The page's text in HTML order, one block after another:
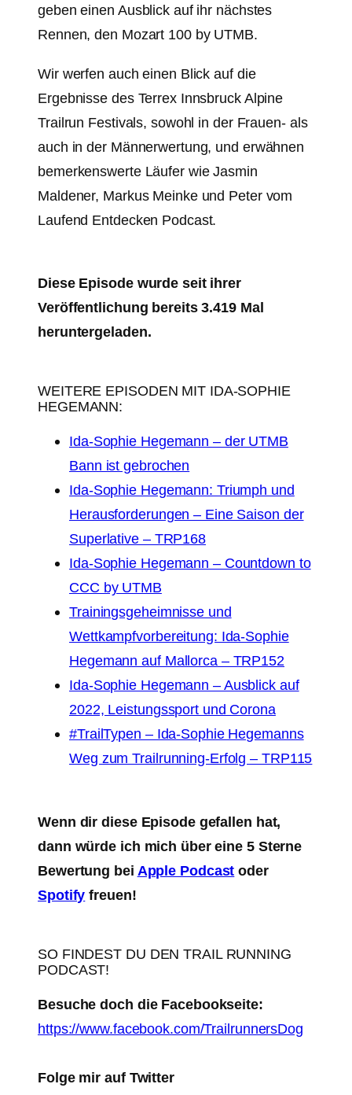
geben einen Ausblick auf ihr nächstes
Rennen, den Mozart 100 by UTMB.
Wir werfen auch einen Blick auf die
Ergebnisse des Terrex Innsbruck Alpine
Trailrun Festivals, sowohl in der Frauen- als
auch in der Männerwertung, und erwähnen
bemerkenswerte Läufer wie Jasmin
Maldener, Markus Meinke und Peter vom
Laufend Entdecken Podcast.
Diese Episode wurde seit ihrer
Veröffentlichung bereits 3.419 Mal
heruntergeladen.
WEITERE EPISODEN MIT IDA-SOPHIE
HEGEMANN:
Ida-Sophie Hegemann – der UTMB
Bann ist gebrochen
Ida-Sophie Hegemann: Triumph und
Herausforderungen – Eine Saison der
Superlative – TRP168
Ida-Sophie Hegemann – Countdown to
CCC by UTMB
Trainingsgeheimnisse und
Wettkampfvorbereitung: Ida-Sophie
Hegemann auf Mallorca – TRP152
Ida-Sophie Hegemann – Ausblick auf
2022, Leistungssport und Corona
#TrailTypen – Ida-Sophie Hegemanns
Weg zum Trailrunning-Erfolg – TRP115
Wenn dir diese Episode gefallen hat,
dann würde ich mich über eine 5 Sterne
Bewertung bei Apple Podcast oder
Spotify freuen!
SO FINDEST DU DEN TRAIL RUNNING
PODCAST!
Besuche doch die Facebookseite:
https://www.facebook.com/TrailrunnersDog
Folge mir auf Twitter